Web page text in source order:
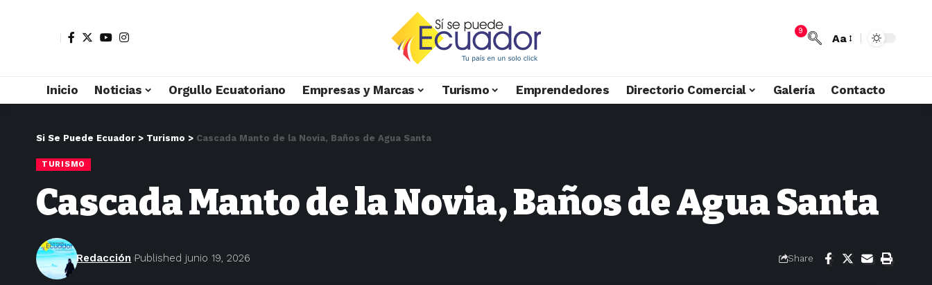
9
Aa
Inicio Noticias Orgullo Ecuatoriano Empresas y Marcas Turismo Emprendedores Directorio Comercial Galería Contacto
Si Se Puede Ecuador > Turismo > Cascada Manto de la Novia, Baños de Agua Santa
TURISMO
Cascada Manto de la Novia, Baños de Agua Santa
Redacción Published junio 19, 2026 Share